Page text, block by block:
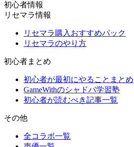
初心者情報
リセマラ情報
リセマラ購入おすすめパック
リセマラのやり方
初心者まとめ
初心者が最初にやることまとめ
GameWithのシャドバ学習塾
初心者が読むべき記事一覧
その他
全コラボ一覧